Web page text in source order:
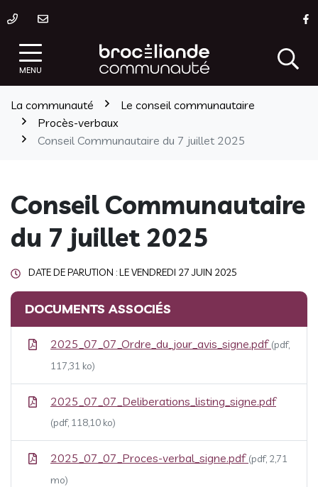
au
contenu
MENU
La communauté
Le conseil communautaire
Procès-verbaux
Conseil Communautaire du 7 juillet 2025
Conseil Communautaire
du 7 juillet 2025
DATE DE PARUTION : LEVENDREDI 27 JUIN 2025
DOCUMENTS ASSOCIÉS
2025_07_07_Ordre_du_jour_avis_signe.pdf (pdf,
117,31 ko)
2025_07_07_Deliberations_listing_signe.pdf
(pdf, 118,10 ko)
2025_07_07_Proces-verbal_signe.pdf (pdf, 2,71
mo)